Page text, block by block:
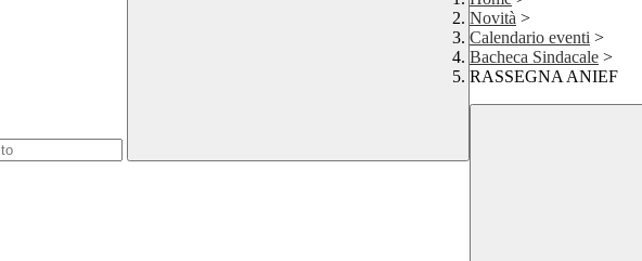
Novità >
Calendario eventi >
Bacheca Sindacale >
RASSEGNA ANIEF